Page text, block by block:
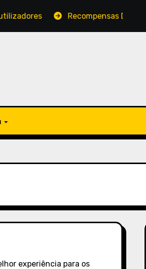
Recompensas Diárias de
experiência para os